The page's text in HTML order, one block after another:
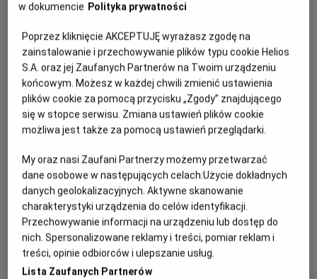
22 października 2021
REŻYSERIA
Рідлі Скотт
SCENARIUSZ
Метт Деймон, Ніколь
Голофценер, Бен Аффлек
OBSADA
Метт Деймон, Адам Драйвер, Бен Аффлек
OPIS FILMU
Епос «Остання дуель» – історична драма, що спонукає до
роздумів. Стрічка розповідає про події, що відбуваються
на тлі Столітньої війни, та розкриває безмежну могутність
жінки, яка готова стати проти всіх, щоб правда перемогла.
Фільм, заснований на реальних подіях, проливає світло на
давні припущення про останню санкціоновану дуель
Франції: між Жаном де Карружем та Жаком Ле Ґрі,
колишніми друзями, які стали ворогами. Карруж –
поважний лицар, знаний своєю відвагою та майстерністю
на полі бою. Ле Ґрі – нормандський сквайр, чий інтелект та
w dokumencie Polityka prywatności
Poprzez kliknięcie AKCEPTUJĘ wyrażasz zgodę na
zainstalowanie i przechowywanie plików typu cookie Helios
S.A. oraz jej Zaufanych Partnerów na Twoim urządzeniu
końcowym. Możesz w każdej chwili zmienić ustawienia
plików cookie za pomocą przycisku „Zgody” znajdującego
się w stopce serwisu. Zmiana ustawień plików cookie
możliwa jest także za pomocą ustawień przeglądarki.
My oraz nasi Zaufani Partnerzy możemy przetwarzać
dane osobowe w następujących celach:Użycie dokładnych
danych geolokalizacyjnych. Aktywne skanowanie
charakterystyki urządzenia do celów identyfikacji.
Przechowywanie informacji na urządzeniu lub dostęp do
nich. Spersonalizowane reklamy i treści, pomiar reklam i
treści, opinie odbiorców i ulepszanie usług.
Lista Zaufanych Partnerów